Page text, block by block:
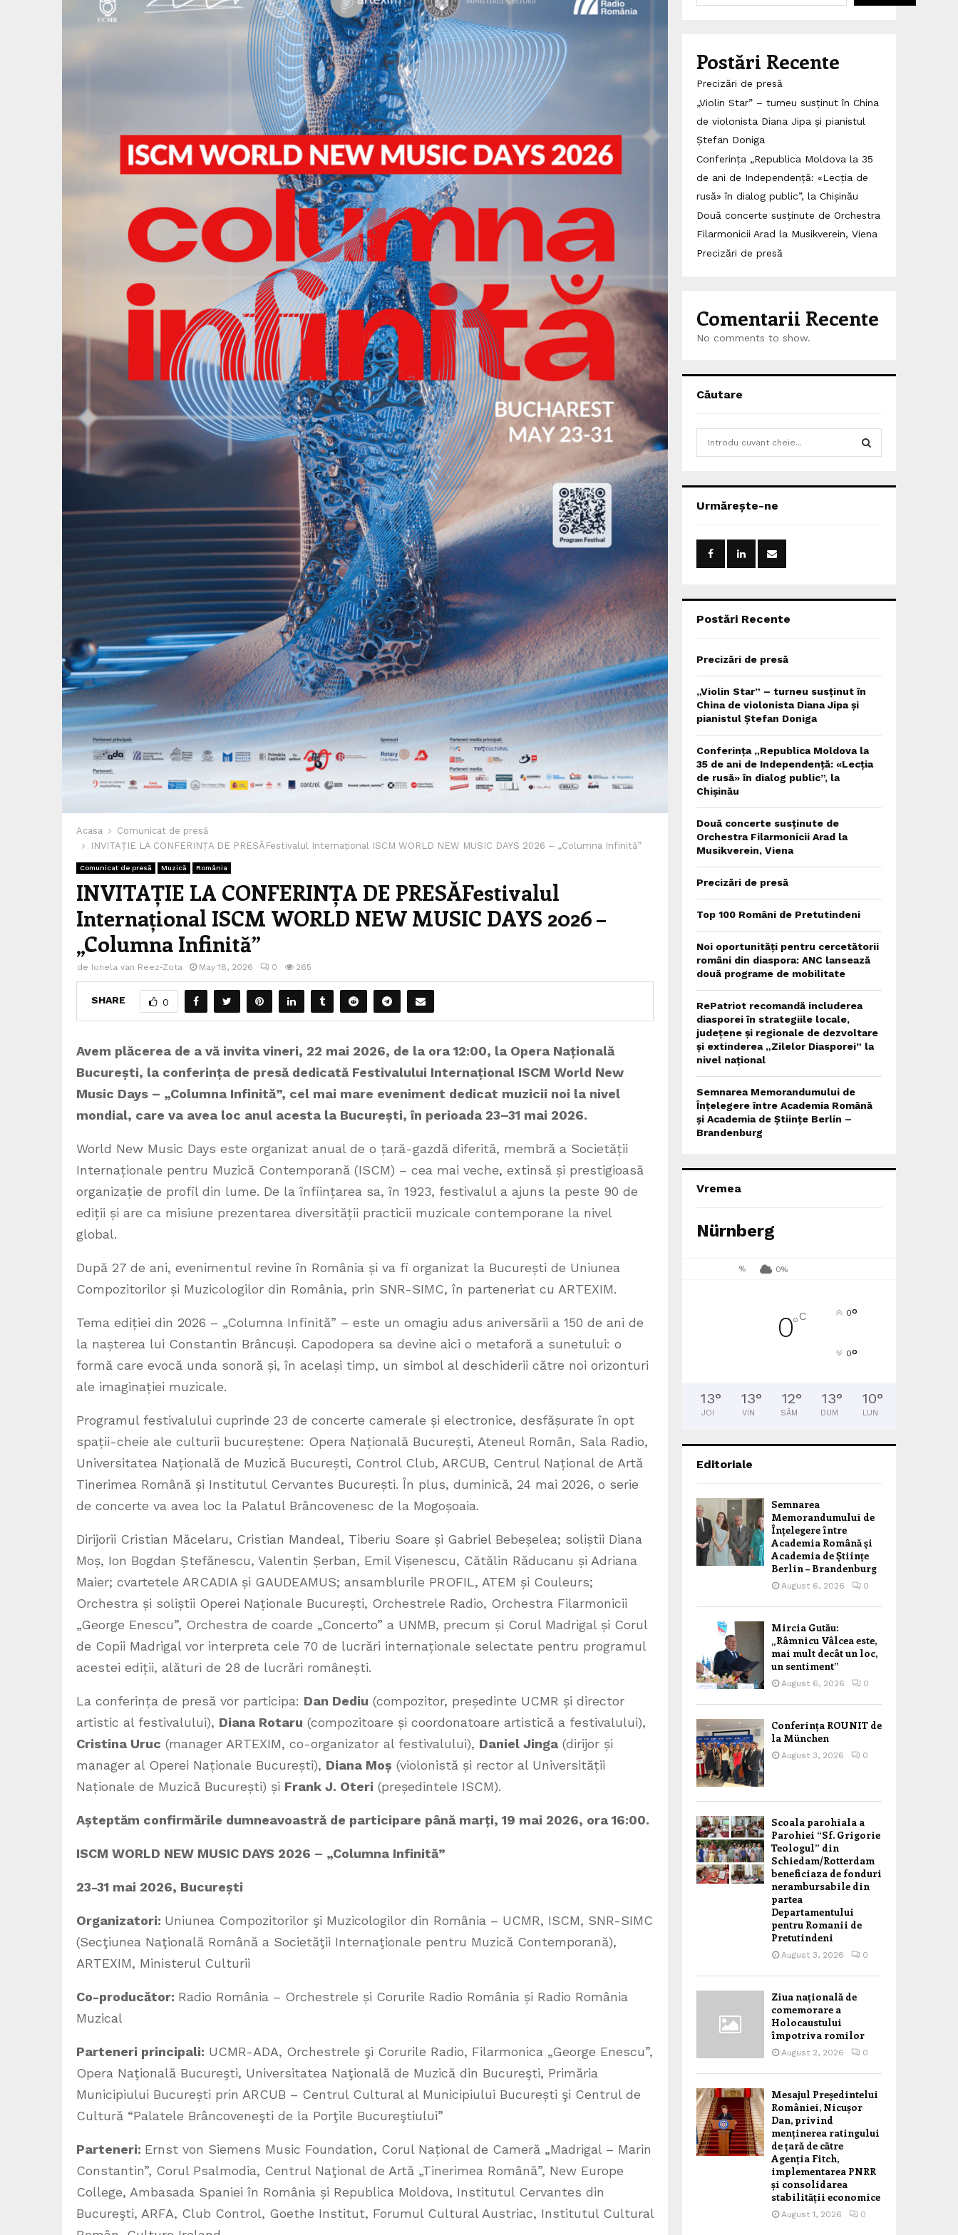
Acasa
Comunicat de presă
INVITAȚIE LA CONFERINȚA DE PRESĂFestivalul Internațional ISCM WORLD NEW MUSIC DAYS 2026 – „Columna Infinită”
Comunicat de presă Muzică România
INVITAȚIE LA CONFERINȚA DE PRESĂFestivalul
Internațional ISCM WORLD NEW MUSIC DAYS 2026 –
„Columna Infinită”
de Ionela van Reez-Zota May 18, 2026 0 265
SHARE 0
Avem plăcerea de a vă invita vineri, 22 mai 2026, de la ora 12:00, la Opera Națională
București, la conferința de presă dedicată Festivalului Internațional ISCM World New
Music Days – „Columna Infinită”, cel mai mare eveniment dedicat muzicii noi la nivel
mondial, care va avea loc anul acesta la București, în perioada 23–31 mai 2026.
World New Music Days este organizat anual de o țară-gazdă diferită, membră a Societății
Internaționale pentru Muzică Contemporană (ISCM) – cea mai veche, extinsă și prestigioasă
organizație de profil din lume. De la înființarea sa, în 1923, festivalul a ajuns la peste 90 de
ediții și are ca misiune prezentarea diversității practicii muzicale contemporane la nivel
global.
După 27 de ani, evenimentul revine în România și va fi organizat la București de Uniunea
Compozitorilor și Muzicologilor din România, prin SNR-SIMC, în parteneriat cu ARTEXIM.
Tema ediției din 2026 – „Columna Infinită” – este un omagiu adus aniversării a 150 de ani de
la nașterea lui Constantin Brâncuși. Capodopera sa devine aici o metaforă a sunetului: o
formă care evocă unda sonoră și, în același timp, un simbol al deschiderii către noi orizonturi
ale imaginației muzicale.
Programul festivalului cuprinde 23 de concerte camerale și electronice, desfășurate în opt
spații-cheie ale culturii bucureștene: Opera Națională București, Ateneul Român, Sala Radio,
Universitatea Națională de Muzică București, Control Club, ARCUB, Centrul Național de Artă
Tinerimea Română și Institutul Cervantes București. În plus, duminică, 24 mai 2026, o serie
de concerte va avea loc la Palatul Brâncovenesc de la Mogoșoaia.
Dirijorii Cristian Măcelaru, Cristian Mandeal, Tiberiu Soare și Gabriel Bebeșelea; soliștii Diana
Moș, Ion Bogdan Ștefănescu, Valentin Șerban, Emil Vișenescu, Cătălin Răducanu și Adriana
Maier; cvartetele ARCADIA și GAUDEAMUS; ansamblurile PROFIL, ATEM și Couleurs;
Orchestra și soliștii Operei Naționale București, Orchestrele Radio, Orchestra Filarmonicii
„George Enescu”, Orchestra de coarde „Concerto” a UNMB, precum și Corul Madrigal și Corul
de Copii Madrigal vor interpreta cele 70 de lucrări internaționale selectate pentru programul
acestei ediții, alături de 28 de lucrări românești.
La conferința de presă vor participa: Dan Dediu (compozitor, președinte UCMR și director
artistic al festivalului), Diana Rotaru (compozitoare și coordonatoare artistică a festivalului),
Cristina Uruc (manager ARTEXIM, co-organizator al festivalului), Daniel Jinga (dirijor și
manager al Operei Naționale București), Diana Moș (violonistă și rector al Universității
Naționale de Muzică București) și Frank J. Oteri (președintele ISCM).
Așteptăm confirmările dumneavoastră de participare până marți, 19 mai 2026, ora 16:00.
ISCM WORLD NEW MUSIC DAYS 2026 – „Columna Infinită”
23-31 mai 2026, București
Organizatori: Uniunea Compozitorilor şi Muzicologilor din România – UCMR, ISCM, SNR-SIMC
(Secţiunea Naţională Română a Societăţii Internaţionale pentru Muzică Contemporană),
ARTEXIM, Ministerul Culturii
Co-producător: Radio România – Orchestrele și Corurile Radio România și Radio România
Muzical
Parteneri principali: UCMR-ADA, Orchestrele şi Corurile Radio, Filarmonica „George Enescu”,
Opera Naţională Bucureşti, Universitatea Naţională de Muzică din Bucureşti, Primăria
Municipiului București prin ARCUB – Centrul Cultural al Municipiului București şi Centrul de
Cultură “Palatele Brâncoveneşti de la Porţile Bucureştiului”
Parteneri: Ernst von Siemens Music Foundation, Corul Național de Cameră „Madrigal – Marin
Constantin”, Corul Psalmodia, Centrul Naţional de Artă „Tinerimea Română”, New Europe
College, Ambasada Spaniei în România și Republica Moldova, Institutul Cervantes din
Bucureşti, ARFA, Club Control, Goethe Institut, Forumul Cultural Austriac, Institutul Cultural
Postări Recente
Precizări de presă
„Violin Star” – turneu susținut în China
de violonista Diana Jipa și pianistul
Ștefan Doniga
Conferința „Republica Moldova la 35
de ani de Independență: «Lecția de
rusă» în dialog public”, la Chișinău
Două concerte susținute de Orchestra
Filarmonicii Arad la Musikverein, Viena
Precizări de presă
Comentarii Recente
No comments to show.
Căutare
h
o
:
Urmărește-ne
Postări Recente
Precizări de presă
„Violin Star” – turneu susținut în
China de violonista Diana Jipa și
pianistul Ștefan Doniga
Conferința „Republica Moldova la
35 de ani de Independență: «Lecția
de rusă» în dialog public”, la
Chișinău
Două concerte susținute de
Orchestra Filarmonicii Arad la
Musikverein, Viena
Precizări de presă
Top 100 Români de Pretutindeni
Noi oportunități pentru cercetătorii
români din diaspora: ANC lansează
două programe de mobilitate
RePatriot recomandă includerea
diasporei în strategiile locale,
județene și regionale de dezvoltare
și extinderea „Zilelor Diasporei” la
nivel național
Semnarea Memorandumului de
Înțelegere între Academia Română
și Academia de Științe Berlin –
Brandenburg
Vremea
Nürnberg
% 0%
0°C 0°
0°
13°
JOI
13°
VIN
12°
SÂM
13°
DUM
10°
LUN
Editoriale
Semnarea
Memorandumului de
Înțelegere între
Academia Română și
Academia de Științe
Berlin – Brandenburg
August 6, 2026 0
Mircia Gutău:
„Râmnicu Vâlcea este,
mai mult decât un loc,
un sentiment”
August 6, 2026 0
Conferința ROUNIT de
la München
August 3, 2026 0
Scoala parohiala a
Parohiei “Sf. Grigorie
Teologul” din
Schiedam/Rotterdam
beneficiaza de fonduri
nerambursabile din
partea
Departamentului
pentru Romanii de
Pretutindeni
August 3, 2026 0
Ziua națională de
comemorare a
Holocaustului
împotriva romilor
August 2, 2026 0
Mesajul Președintelui
României, Nicușor
Dan, privind
menținerea ratingului
de țară de către
Agenția Fitch,
implementarea PNRR
și consolidarea
stabilității economice
August 1, 2026 0